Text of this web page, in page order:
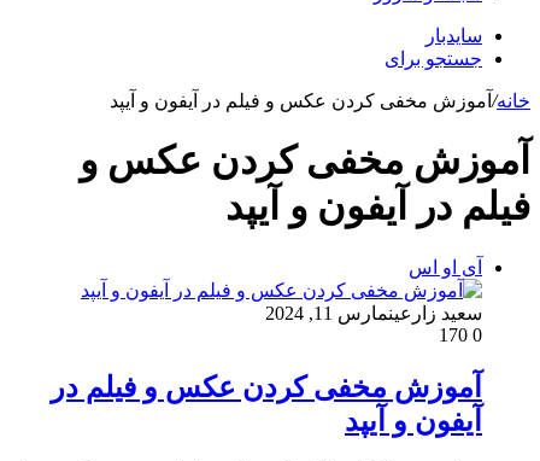
سایدبار
جستجو برای
خانه/ آموزش مخفی کردن عکس و فیلم در آیفون و آیپد
آموزش مخفی کردن عکس و
فیلم در آیفون و آیپد
آی او اس
سعید زارعینمارس 11, 2024
0
آموزش مخفی کردن عکس و فیلم در
آیفون و آیپد